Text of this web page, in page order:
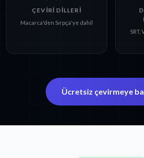
ÇEVIRI DILLERI
Macarca'den Sırpça'ye dahil
SRT,
Ücretsiz çevirmeye